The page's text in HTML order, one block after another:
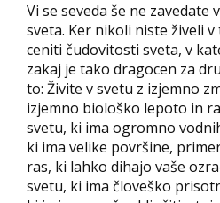
Vi se seveda še ne zavedate
sveta. Ker nikoli niste živeli
ceniti čudovitosti sveta, v
zakaj je tako dragocen za
to: Živite v svetu z izjemno
izjemno biološko lepoto in
svetu, ki ima ogromno
ki ima velike površine,
ras, ki lahko dihajo vaše
svetu, ki ima človeško